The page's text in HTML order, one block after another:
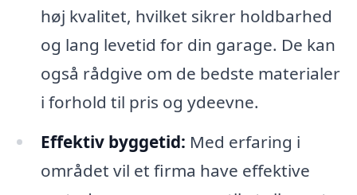
høj kvalitet, hvilket sikrer holdbarhed
og lang levetid for din garage. De kan
også rådgive om de bedste materialer
i forhold til pris og ydeevne.
Effektiv byggetid: Med erfaring i
området vil et firma have effektive